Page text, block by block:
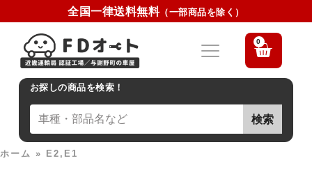
全国一律送料無料（一部商品を除く）
0
お探しの商品を検索！
検索
ホーム » E2,E1